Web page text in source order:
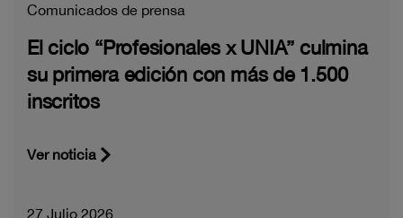
Comunicados de prensa
El ciclo “Profesionales x UNIA” culmina
su primera edición con más de 1.500
inscritos
Ver noticia
27 Julio 2026